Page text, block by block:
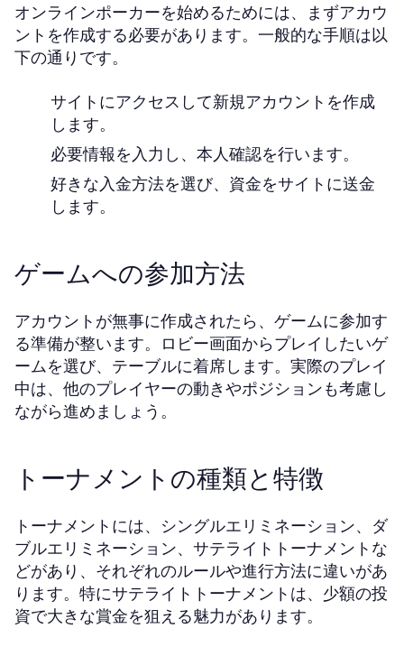
オンラインポーカーを始めるためには、まずアカウ
ントを作成する必要があります。一般的な手順は以
下の通りです。
サイトにアクセスして新規アカウントを作成
します。
必要情報を入力し、本人確認を行います。
好きな入金方法を選び、資金をサイトに送金
します。
ゲームへの参加方法
アカウントが無事に作成されたら、ゲームに参加す
る準備が整います。ロビー画面からプレイしたいゲ
ームを選び、テーブルに着席します。実際のプレイ
中は、他のプレイヤーの動きやポジションも考慮し
ながら進めましょう。
トーナメントの種類と特徴
トーナメントには、シングルエリミネーション、ダ
ブルエリミネーション、サテライトトーナメントな
どがあり、それぞれのルールや進行方法に違いがあ
ります。特にサテライトトーナメントは、少額の投
資で大きな賞金を狙える魅力があります。